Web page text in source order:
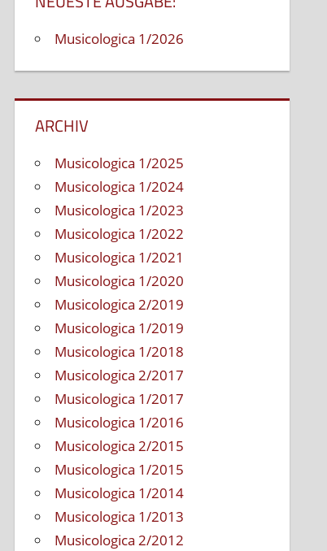
Musicologica 1/2026
ARCHIV
Musicologica 1/2025
Musicologica 1/2024
Musicologica 1/2023
Musicologica 1/2022
Musicologica 1/2021
Musicologica 1/2020
Musicologica 2/2019
Musicologica 1/2019
Musicologica 1/2018
Musicologica 2/2017
Musicologica 1/2017
Musicologica 1/2016
Musicologica 2/2015
Musicologica 1/2015
Musicologica 1/2014
Musicologica 1/2013
Musicologica 2/2012